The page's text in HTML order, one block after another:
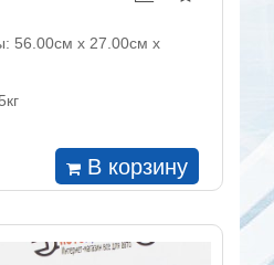
56.00см x 27.00см x
В корзину